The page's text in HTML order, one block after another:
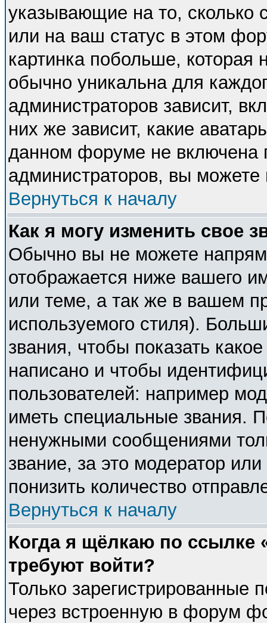
указывающие на то,
или на ваш статус в этом
картинка побольше, которая
обычно уникальна для
администраторов зависит,
них же зависит, какие
данном форуме не включена
администраторов, вы
Вернуться к началу
Как я могу изменить свое
Обычно вы не можете
отображается ниже вашего
или теме, а так же в вашем
используемого стиля).
звания, чтобы показать
написано и чтобы
пользователей: например
иметь специальные звания.
ненужными сообщениями
звание, за это модератор
понизить количество
Вернуться к началу
Когда я щёлкаю по ссылке
требуют войти?
Только зарегистрированные
через встроенную в форум